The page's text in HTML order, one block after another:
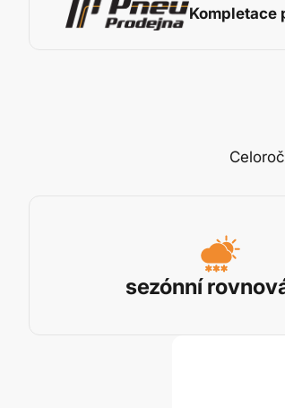
Kompletace
sezónní